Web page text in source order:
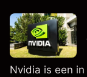
Nvidia is een